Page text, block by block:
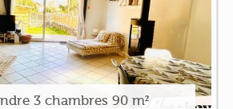
3 chambres 90 m²